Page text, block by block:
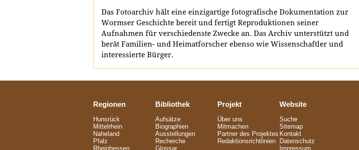
Das Fotoarchiv hält eine einzigartige fotografische Dokumentation zur
Wormser Geschichte bereit und fertigt Reproduktionen seiner
Aufnahmen für verschiedenste Zwecke an. Das Archiv unterstützt und
berät Familien- und Heimatforscher ebenso wie Wissenschaftler und
interessierte Bürger.
Regionen
Hunsrück
Mittelrhein
Naheland
Pfalz
Rheinhessen
Bibliothek
Aufsätze
Biographien
Ausstellungen
Recherche
Glossar
Projekt
Über uns
Mitmachen
Partner des Projektes
Redaktionsrichtlinien
Website
Suche
Sitemap
Kontakt
Datenschutz
Impressum